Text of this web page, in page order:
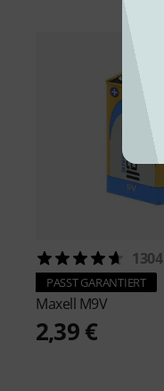
1304
PASST GARANTIERT
Maxell M9V
2,39 €